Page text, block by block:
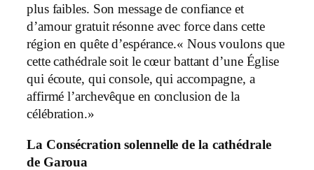
plus faibles. Son message de confiance et
d’amour gratuit résonne avec force dans cette
région en quête d’espérance.« Nous voulons que
cette cathédrale soit le cœur battant d’une Église
qui écoute, qui console, qui accompagne, a
affirmé l’archevêque en conclusion de la
célébration.»
La Consécration solennelle de la cathédrale
de Garoua